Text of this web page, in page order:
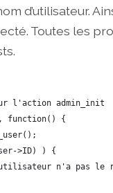
d’utilisateur.
Toutes les
l'action admin_init
function() {
>ID) ) {
n'a pas le